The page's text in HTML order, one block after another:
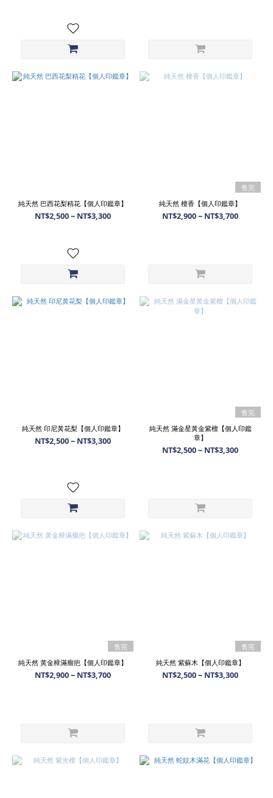
純天然 巴西花梨精花【個人印鑑章】
NT$2,500 ~ NT$3,300
售完
純天然 檀香【個人印鑑章】
NT$2,900 ~ NT$3,700
純天然 印尼黃花梨【個人印鑑章】
NT$2,500 ~ NT$3,300
售完
純天然 滿金星黃金紫檀【個人印鑑
章】
NT$2,500 ~ NT$3,300
售完
純天然 黃金樟滿瘤疤【個人印鑑章】
NT$2,900 ~ NT$3,700
售完
純天然 紫蘇木【個人印鑑章】
NT$2,500 ~ NT$3,300